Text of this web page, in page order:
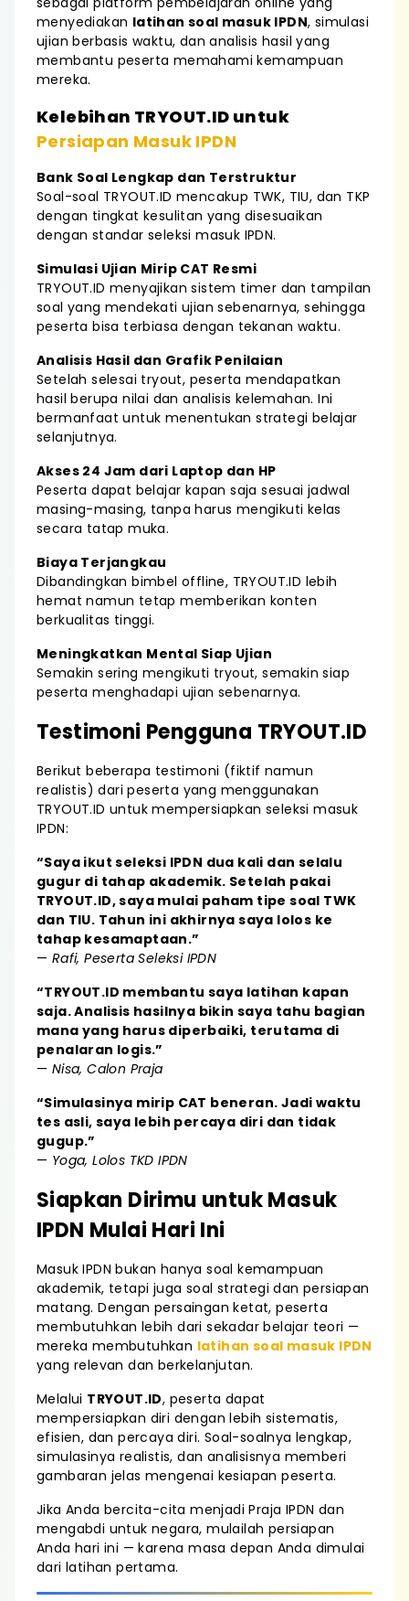
menyediakan latihan soal masuk IPDN, simulasi
ujian berbasis waktu, dan analisis hasil yang
membantu peserta memahami kemampuan
mereka.
Kelebihan TRYOUT.ID untuk
Persiapan Masuk IPDN
Bank Soal Lengkap dan Terstruktur
Soal-soal TRYOUT.ID mencakup TWK, TIU, dan TKP
dengan tingkat kesulitan yang disesuaikan
dengan standar seleksi masuk IPDN.
Simulasi Ujian Mirip CAT Resmi
TRYOUT.ID menyajikan sistem timer dan tampilan
soal yang mendekati ujian sebenarnya, sehingga
peserta bisa terbiasa dengan tekanan waktu.
Analisis Hasil dan Grafik Penilaian
Setelah selesai tryout, peserta mendapatkan
hasil berupa nilai dan analisis kelemahan. Ini
bermanfaat untuk menentukan strategi belajar
selanjutnya.
Akses 24 Jam dari Laptop dan HP
Peserta dapat belajar kapan saja sesuai jadwal
masing-masing, tanpa harus mengikuti kelas
secara tatap muka.
Biaya Terjangkau
Dibandingkan bimbel offline, TRYOUT.ID lebih
hemat namun tetap memberikan konten
berkualitas tinggi.
Meningkatkan Mental Siap Ujian
Semakin sering mengikuti tryout, semakin siap
peserta menghadapi ujian sebenarnya.
Testimoni Pengguna TRYOUT.ID
Berikut beberapa testimoni (fiktif namun
realistis) dari peserta yang menggunakan
TRYOUT.ID untuk mempersiapkan seleksi masuk
IPDN:
“Saya ikut seleksi IPDN dua kali dan selalu
gugur di tahap akademik. Setelah pakai
TRYOUT.ID, saya mulai paham tipe soal TWK
dan TIU. Tahun ini akhirnya saya lolos ke
tahap kesamaptaan.”
— Rafi, Peserta Seleksi IPDN
“TRYOUT.ID membantu saya latihan kapan
saja. Analisis hasilnya bikin saya tahu bagian
mana yang harus diperbaiki, terutama di
penalaran logis.”
— Nisa, Calon Praja
“Simulasinya mirip CAT beneran. Jadi waktu
tes asli, saya lebih percaya diri dan tidak
gugup.”
— Yoga, Lolos TKD IPDN
Siapkan Dirimu untuk Masuk
IPDN Mulai Hari Ini
Masuk IPDN bukan hanya soal kemampuan
akademik, tetapi juga soal strategi dan persiapan
matang. Dengan persaingan ketat, peserta
membutuhkan lebih dari sekadar belajar teori —
mereka membutuhkan latihan soal masuk IPDN
yang relevan dan berkelanjutan.
Melalui TRYOUT.ID, peserta dapat
mempersiapkan diri dengan lebih sistematis,
efisien, dan percaya diri. Soal-soalnya lengkap,
simulasinya realistis, dan analisisnya memberi
gambaran jelas mengenai kesiapan peserta.
Jika Anda bercita-cita menjadi Praja IPDN dan
mengabdi untuk negara, mulailah persiapan
Anda hari ini — karena masa depan Anda dimulai
dari latihan pertama.